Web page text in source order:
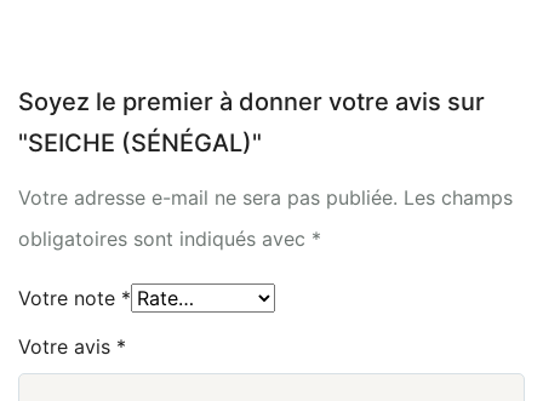
Soyez le premier à donner votre avis sur
"SEICHE (SÉNÉGAL)"
Votre adresse e-mail ne sera pas publiée. Les champs
obligatoires sont indiqués avec *
Votre note *
Votre avis *